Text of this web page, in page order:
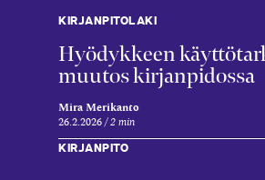
KIRJANPITOLAKI
Hyödykkeen
muutos kirjanpidossa
Mira Merikanto
26.2.2026 2 min
KIRJANPITO